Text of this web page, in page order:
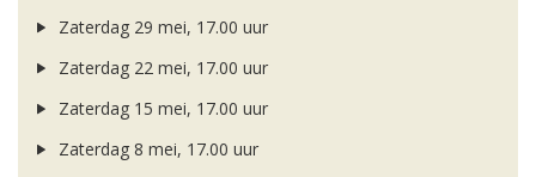
Zaterdag 29 mei, 17.00 uur
Zaterdag 22 mei, 17.00 uur
Zaterdag 15 mei, 17.00 uur
Zaterdag 8 mei, 17.00 uur